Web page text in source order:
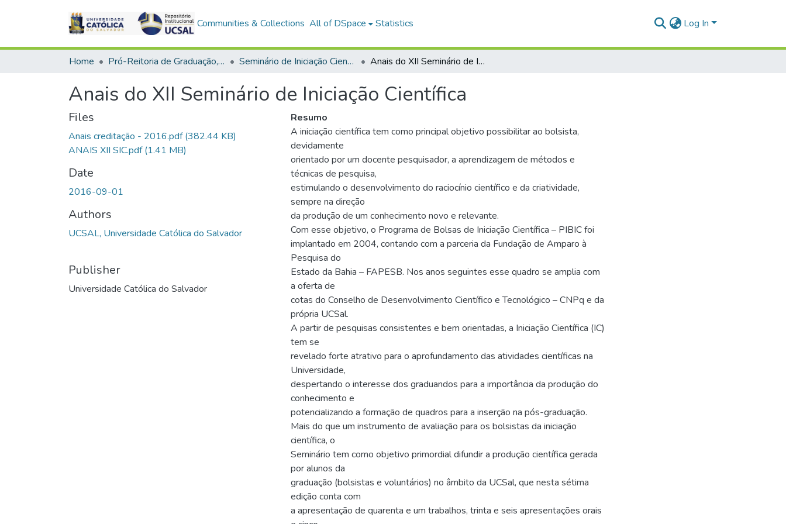
Communities & Collections All of DSpace Statistics Log In
Home Pró-Reitoria de Graduação, Extensão e Ação Comunitária Seminário de Iniciação Científica Anais do XII Seminário de Iniciação Científica
Anais do XII Seminário de Iniciação Científica
Files
Anais creditação - 2016.pdf(382.44 KB)
ANAIS XII SIC.pdf(1.41 MB)
Date
2016-09-01
Authors
UCSAL, Universidade Católica do Salvador
Publisher
Universidade Católica do Salvador
Resumo
A iniciação científica tem como principal objetivo possibilitar ao bolsista,
devidamente
orientado por um docente pesquisador, a aprendizagem de métodos e
técnicas de pesquisa,
estimulando o desenvolvimento do raciocínio científico e da criatividade,
sempre na direção
da produção de um conhecimento novo e relevante.
Com esse objetivo, o Programa de Bolsas de Iniciação Científica – PIBIC foi
implantado em 2004, contando com a parceria da Fundação de Amparo à
Pesquisa do
Estado da Bahia – FAPESB. Nos anos seguintes esse quadro se amplia com
a oferta de
cotas do Conselho de Desenvolvimento Científico e Tecnológico – CNPq e da
própria UCSal.
A partir de pesquisas consistentes e bem orientadas, a Iniciação Científica (IC)
tem se
revelado forte atrativo para o aprofundamento das atividades científicas na
Universidade,
despertando o interesse dos graduandos para a importância da produção do
conhecimento e
potencializando a formação de quadros para a inserção na pós-graduação.
Mais do que um instrumento de avaliação para os bolsistas da iniciação
científica, o
Seminário tem como objetivo primordial difundir a produção científica gerada
por alunos da
graduação (bolsistas e voluntários) no âmbito da UCSal, que nesta sétima
edição conta com
a apresentação de quarenta e um trabalhos, trinta e seis apresentações orais